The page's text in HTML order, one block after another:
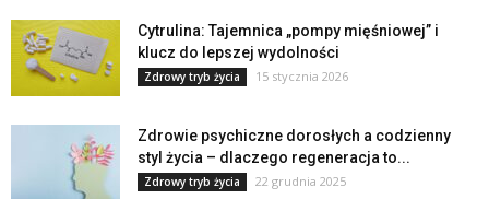
Cytrulina: Tajemnica „pompy mięśniowej” i
klucz do lepszej wydolności
Zdrowy tryb życia 15 stycznia 2026
Zdrowie psychiczne dorosłych a codzienny
styl życia – dlaczego regeneracja to...
Zdrowy tryb życia 22 grudnia 2025